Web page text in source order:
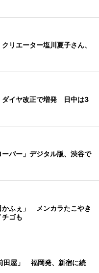
リエーター塩川夏子さん、
ダイヤ改正で増発 日中は3
バー」デジタル版、渋谷で
かふぇ」 メンカラたこやき
ゴも
田屋」 福岡発、新宿に続